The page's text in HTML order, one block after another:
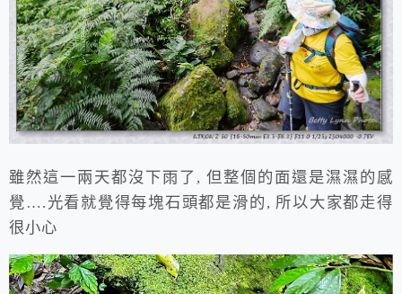
雖然這一兩天都沒下雨了, 但整個的面還是濕濕的感
覺….光看就覺得每塊石頭都是滑的, 所以大家都走得
很小心